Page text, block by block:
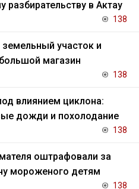
разбирательству в Актау
138
земельный участок и
магазин
138
влиянием циклона:
дожди и похолодание
138
оштрафовали за
мороженого детям
138